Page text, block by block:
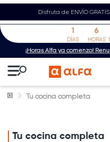
Disfruta de ENVÍO
¡Horas Alfa ya comenzó!
1
DÍAS
6
HORAS
Tu cocina completa
Tu cocina completa